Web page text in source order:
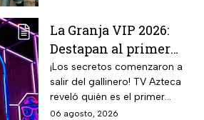
La Granja VIP 2026:
Destapan al primer
participante del
reality más viral de la
televisión mexicana
¡Los secretos comenzaron a
salir del gallinero! TV Azteca
reveló quién es el primer
granjero confirmado para la
06 agosto, 2026